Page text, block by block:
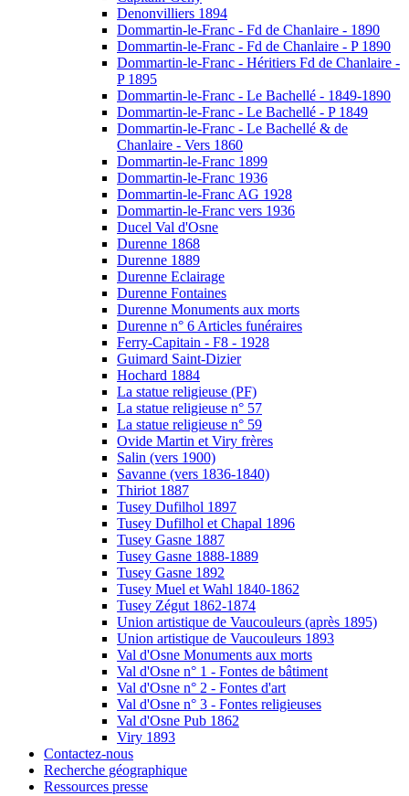
Denonvilliers 1894
Dommartin-le-Franc - Fd de Chanlaire - 1890
Dommartin-le-Franc - Fd de Chanlaire - P 1890
Dommartin-le-Franc - Héritiers Fd de Chanlaire -
P 1895
Dommartin-le-Franc - Le Bachellé - 1849-1890
Dommartin-le-Franc - Le Bachellé - P 1849
Dommartin-le-Franc - Le Bachellé & de
Chanlaire - Vers 1860
Dommartin-le-Franc 1899
Dommartin-le-Franc 1936
Dommartin-le-Franc AG 1928
Dommartin-le-Franc vers 1936
Ducel Val d'Osne
Durenne 1868
Durenne 1889
Durenne Eclairage
Durenne Fontaines
Durenne Monuments aux morts
Durenne n° 6 Articles funéraires
Ferry-Capitain - F8 - 1928
Guimard Saint-Dizier
Hochard 1884
La statue religieuse (PF)
La statue religieuse n° 57
La statue religieuse n° 59
Ovide Martin et Viry frères
Salin (vers 1900)
Savanne (vers 1836-1840)
Thiriot 1887
Tusey Dufilhol 1897
Tusey Dufilhol et Chapal 1896
Tusey Gasne 1887
Tusey Gasne 1888-1889
Tusey Gasne 1892
Tusey Muel et Wahl 1840-1862
Tusey Zégut 1862-1874
Union artistique de Vaucouleurs (après 1895)
Union artistique de Vaucouleurs 1893
Val d'Osne Monuments aux morts
Val d'Osne n° 1 - Fontes de bâtiment
Val d'Osne n° 2 - Fontes d'art
Val d'Osne n° 3 - Fontes religieuses
Val d'Osne Pub 1862
Viry 1893
Contactez-nous
Recherche géographique
Ressources presse